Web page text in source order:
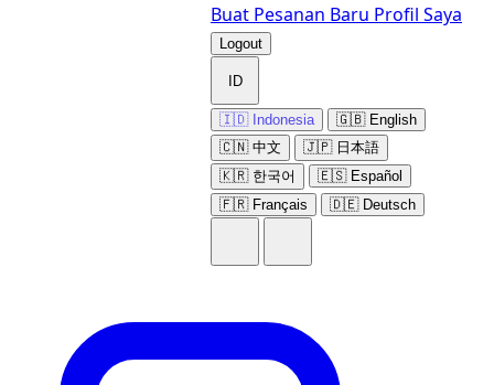
Buat Pesanan Baru Profil Saya
Logout
ID
🇮🇩 Indonesia
🇬🇧 English
🇨🇳 中文
🇯🇵 日本語
🇰🇷 한국어
🇪🇸 Español
🇫🇷 Français
🇩🇪 Deutsch